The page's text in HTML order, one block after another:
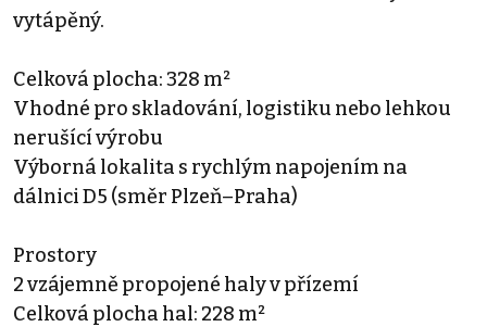
vytápěný.
Celková plocha: 328 m²
Vhodné pro skladování, logistiku nebo lehkou
nerušící výrobu
Výborná lokalita s rychlým napojením na
dálnici D5 (směr Plzeň–Praha)
Prostory
2 vzájemně propojené haly v přízemí
Celková plocha hal: 228 m²